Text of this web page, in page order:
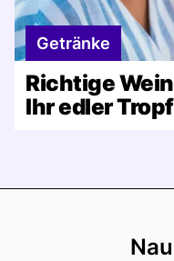
Getränke
Richtige
Ihr edler